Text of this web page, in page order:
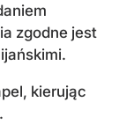
zgodne jest
kierując